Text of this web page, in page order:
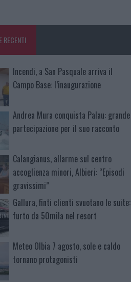
RECENTI
Incendi, a San Pasquale arriva il
Campo Base: l’inaugurazione
Andrea Mura conquista Palau: grande
partecipazione per il suo racconto
Calangianus, allarme sul centro
accoglienza minori, Albieri: “Episodi
gravissimi”
Gallura, finti clienti svuotano le suite:
furto da 50mila nel resort
Meteo Olbia 7 agosto, sole e caldo
tornano protagonisti